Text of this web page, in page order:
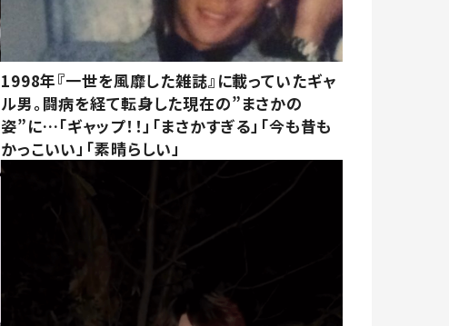
1998年『一世を風靡した雑誌』に載っていたギャ
ル男。闘病を経て転身した現在の”まさかの
姿”に…「ギャップ！！」「まさかすぎる」「今も昔も
かっこいい」「素晴らしい」